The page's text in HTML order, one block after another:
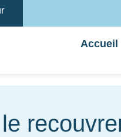
Accueil